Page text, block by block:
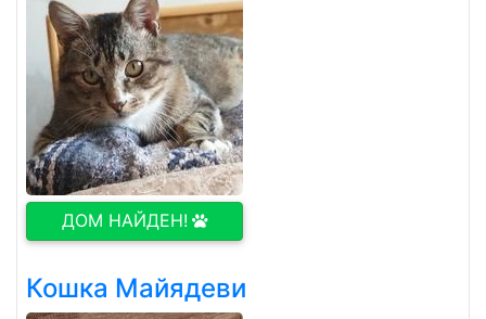
ДОМ НАЙДЕН!
Кошка Майядеви